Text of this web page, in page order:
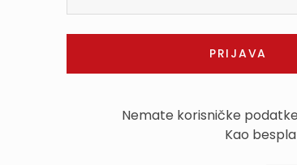
Nemate korisničke
Kao